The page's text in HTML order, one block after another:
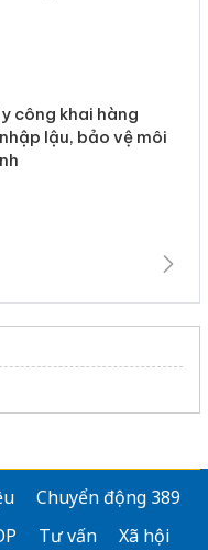
công khai hàng
lậu, bảo vệ môi
Chuyển động 389
Tư vấn
Xã hội